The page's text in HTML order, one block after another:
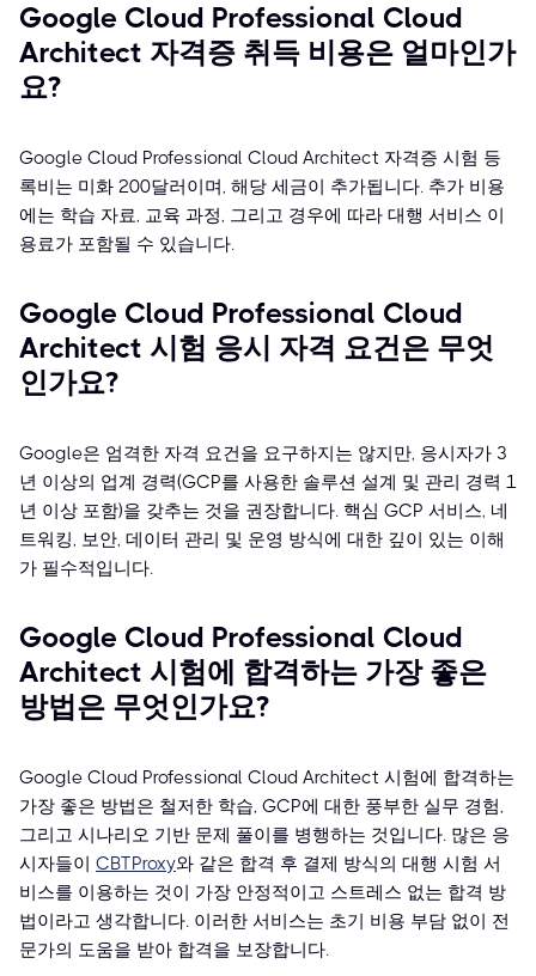
Google Cloud Professional Cloud
Architect 자격증 취득 비용은 얼마인가
요?
Google Cloud Professional Cloud Architect 자격증 시험 등
록비는 미화 200달러이며, 해당 세금이 추가됩니다. 추가 비용
에는 학습 자료, 교육 과정, 그리고 경우에 따라 대행 서비스 이
용료가 포함될 수 있습니다.
Google Cloud Professional Cloud
Architect 시험 응시 자격 요건은 무엇
인가요?
Google은 엄격한 자격 요건을 요구하지는 않지만, 응시자가 3
년 이상의 업계 경력(GCP를 사용한 솔루션 설계 및 관리 경력 1
년 이상 포함)을 갖추는 것을 권장합니다. 핵심 GCP 서비스, 네
트워킹, 보안, 데이터 관리 및 운영 방식에 대한 깊이 있는 이해
가 필수적입니다.
Google Cloud Professional Cloud
Architect 시험에 합격하는 가장 좋은
방법은 무엇인가요?
Google Cloud Professional Cloud Architect 시험에 합격하는
가장 좋은 방법은 철저한 학습, GCP에 대한 풍부한 실무 경험,
그리고 시나리오 기반 문제 풀이를 병행하는 것입니다. 많은 응
시자들이 CBTProxy와 같은 합격 후 결제 방식의 대행 시험 서
비스를 이용하는 것이 가장 안정적이고 스트레스 없는 합격 방
법이라고 생각합니다. 이러한 서비스는 초기 비용 부담 없이 전
문가의 도움을 받아 합격을 보장합니다.